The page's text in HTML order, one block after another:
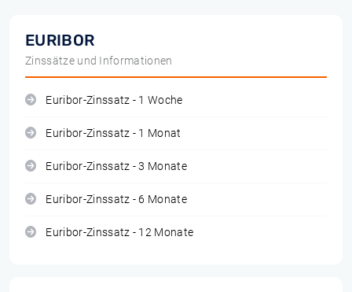
EURIBOR
Zinssätze und Informationen
Euribor-Zinssatz - 1 Woche
Euribor-Zinssatz - 1 Monat
Euribor-Zinssatz - 3 Monate
Euribor-Zinssatz - 6 Monate
Euribor-Zinssatz - 12 Monate